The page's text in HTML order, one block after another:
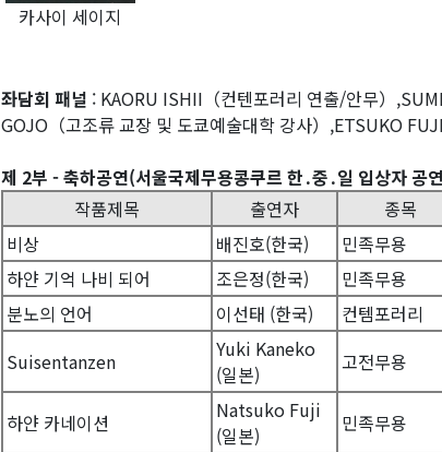
카사이 세이지
좌담회 패널 : KAORU ISHII（컨텐포러리 연출/안무）
GOJO（고조류 교장 및 도쿄예술대학 강사）,ETSUKO
제 2부 - 축하공연(서울국제무용콩쿠르 한․중․일 입상자 공
작품제목
출연자 종목
비상
배진호(한국) 민족무용
하얀 기억 나비 되어
조은정(한국) 민족무용
분노의 언어
이선태 (한국) 컨템포러리
Suisentanzen
Yuki Kaneko
(일본)
고전무용
하얀 카네이션
Natsuko Fuji
(일본)
민족무용